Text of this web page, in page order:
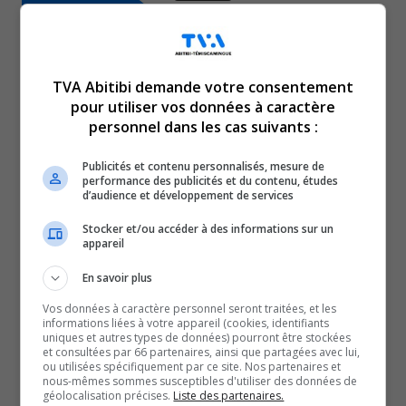
Voici l’actualité de l’Abitibi-Témiscamingue.
Le TVA 12 h 15 et le TVA 17 h 58 sont des rendez-vous
incontournables pour connaître tout de l’actualité
régionale. Avec un bulletin de 12 minutes sur l’heure du
pour faire un tour d’horizon complet de ce qui a marqué
QUESTION DU JOUR
Commentaires
TVA Abitibi demande votre consentement
pour utiliser vos données à caractère
personnel dans les cas suivants :
Publicités et contenu personnalisés, mesure de
performance des publicités et du contenu, études
d’audience et développement de services
Stocker et/ou accéder à des informations sur un
appareil
En savoir plus
Vos données à caractère personnel seront traitées, et les
informations liées à votre appareil (cookies, identifiants
uniques et autres types de données) pourront être stockées
et consultées par 66 partenaires, ainsi que partagées avec lui,
ou utilisées spécifiquement par ce site. Nos partenaires et
nous-mêmes sommes susceptibles d'utiliser des données de
géolocalisation précises. Liste des partenaires.